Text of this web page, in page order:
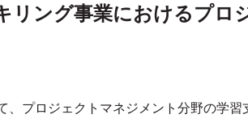
リング事業におけるプ
プロジェクトマネジメント分野の学習